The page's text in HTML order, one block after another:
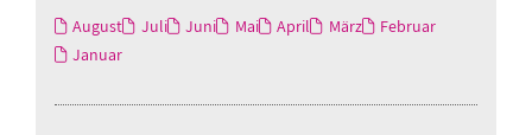
August Juli Juni Mai April März
Februar
Januar